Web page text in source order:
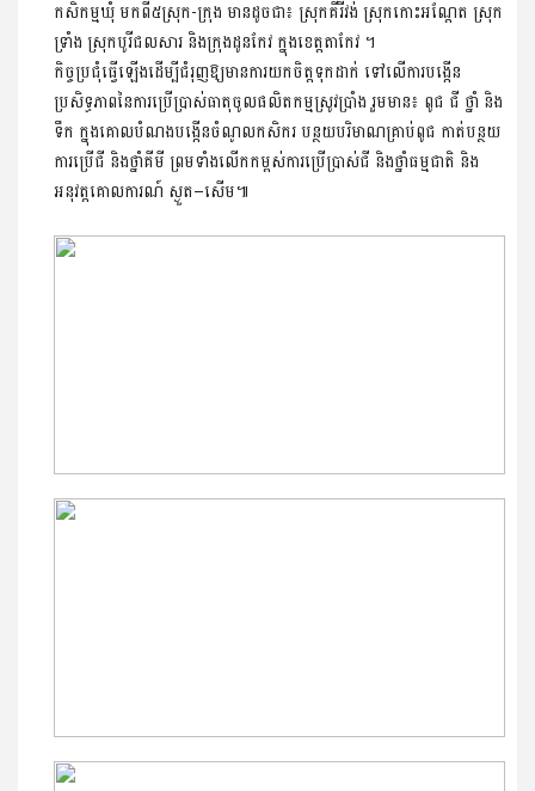
កសិកម្មឃុំ មកពី៥ស្រុក-ក្រុង មាន​ដូចជា៖ ស្រុកគីរីវង់ ស្រុកកោះអណ្តែត ស្រុក
ទ្រាំង ស្រុកបូរី​ជលសារ និងក្រុងដូនកែវ ក្នុងខេត្តតាកែវ ។
កិច្ចប្រជុំធ្វើឡើងដើម្បីជំរុញឱ្យមានការយកចិត្តទុកដាក់ ទៅលើការ​បង្កើន
ប្រសិទ្ធភាពនៃការប្រើប្រាស់ធាតុចូលផលិតកម្មស្រូវប្រាំង រួមមាន៖ ពូជ ជី ថ្នាំ និង
ទឹក ក្នុងគោលបំណងបង្កើនចំណូលកសិករ បន្ថយ​បរិមាណគ្រាប់ពូជ កាត់បន្ថយ
ការប្រើជី និងថ្នាំគីមី ព្រមទាំង​លើកក​ម្ពស់ការប្រើប្រាស់ជី និងថ្នាំធម្មជាតិ និង
អនុវត្តគោលការណ៍ ស្ងួត–សើម៕